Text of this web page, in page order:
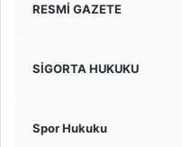
RESMİ GAZETE
SİGORTA HUKUKU
Spor Hukuku